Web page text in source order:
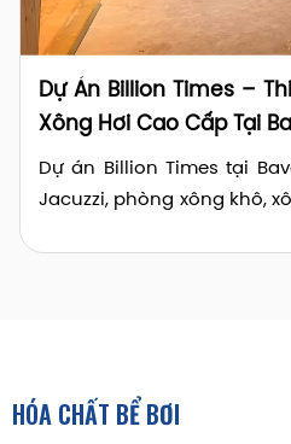
Dự Án Billion Times –
Xông Hơi Cao Cấp Tại
Dự án Billion Times tại
Jacuzzi, phòng xông khô,
HÓA CHẤT BỂ BƠI